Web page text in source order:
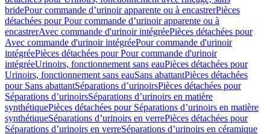
bridePour commande d’urinoir apparente ou à encastrerPièces
détachées pour Pour commande d’urinoir apparente ou à
encastrerAvec commande d'urinoir intégréePièces détachées pour
Avec commande d'urinoir intégréePour commande d'urinoir
intégréePièces détachées pour Pour commande d'urinoir
intégréeUrinoirs, fonctionnement sans eauPièces détachées pour
Urinoirs, fonctionnement sans eauSans abattantPièces détachées
pour Sans abattantSéparations d’urinoirsPièces détachées pour
Séparations d’urinoirsSéparations d’urinoirs en matière
synthétiquePièces détachées pour Séparations d’urinoirs en matière
synthétiqueSéparations d’urinoirs en verrePièces détachées pour
Séparations d’urinoirs en verreSéparations d’urinoirs en céramique